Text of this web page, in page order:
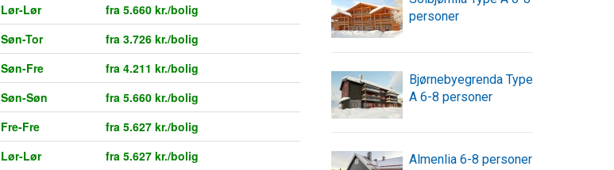
Lør-Lør
fra 5.660 kr./bolig
Søn-Tor
fra 3.726 kr./bolig
Søn-Fre
fra 4.211 kr./bolig
Søn-Søn
fra 5.660 kr./bolig
Fre-Fre
fra 5.627 kr./bolig
Lør-Lør
fra 5.627 kr./bolig
personer
Bjørnebyegrenda Type
A 6-8 personer
Almenlia 6-8 personer